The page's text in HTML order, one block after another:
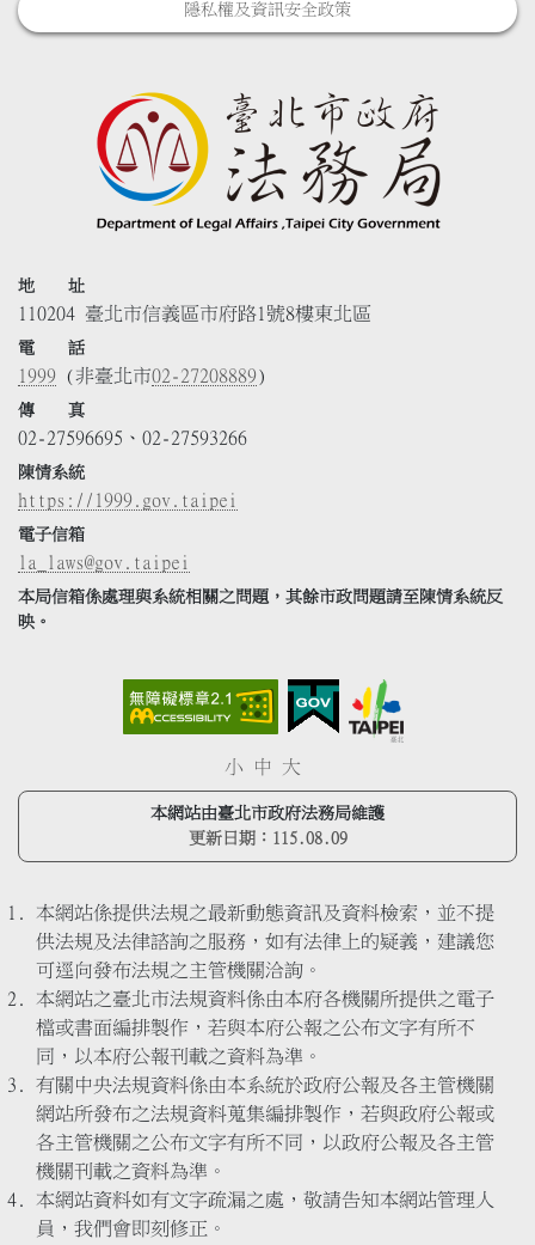
隱私權及資訊安全政策
地 址
110204 臺北市信義區市府路1號8樓東北區
電 話
1999 (非臺北市02-27208889)
傳 真
02-27596695、02-27593266
陳情系統
https://1999.gov.taipei
電子信箱
la_laws@gov.taipei
本局信箱係處理與系統相關之問題，其餘市政問題請至陳情系統反
映。
小 中 大
本網站由臺北市政府法務局維護
更新日期： 115.08.09
本網站係提供法規之最新動態資訊及資料檢索，並不提
供法規及法律諮詢之服務，如有法律上的疑義，建議您
可逕向發布法規之主管機關洽詢。
本網站之臺北市法規資料係由本府各機關所提供之電子
檔或書面編排製作，若與本府公報之公布文字有所不
同，以本府公報刊載之資料為準。
有關中央法規資料係由本系統於政府公報及各主管機關
網站所發布之法規資料蒐集編排製作，若與政府公報或
各主管機關之公布文字有所不同，以政府公報及各主管
機關刊載之資料為準。
本網站資料如有文字疏漏之處，敬請告知本網站管理人
員，我們會即刻修正。